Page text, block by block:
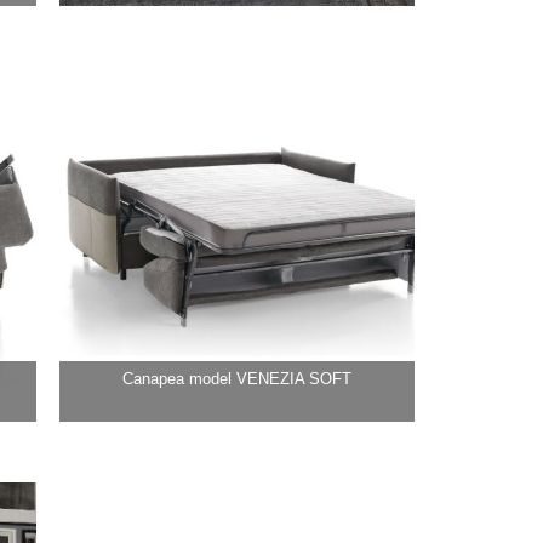
Canapea model VENEZIA SOFT